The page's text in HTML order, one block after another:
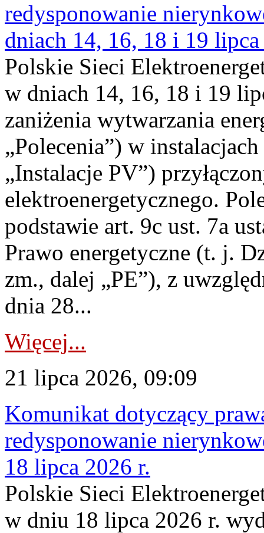
redysponowanie
dniach 14, 16, 18 i 19
Polskie Sieci
w dniach 14, 16, 18 i 19
zaniżenia wytwarzania
„Polecenia”) w
„Instalacje PV”)
elektroenergetycznego.
podstawie art. 9c ust. 7a
Prawo energetyczne (t. j.
zm., dalej „PE”), z
dnia 28...
Więcej...
21 lipca 2026, 09:09
Komunikat dotyczący
redysponowanie
18 lipca 2026 r.
Polskie Sieci
w dniu 18 lipca 2026 r.